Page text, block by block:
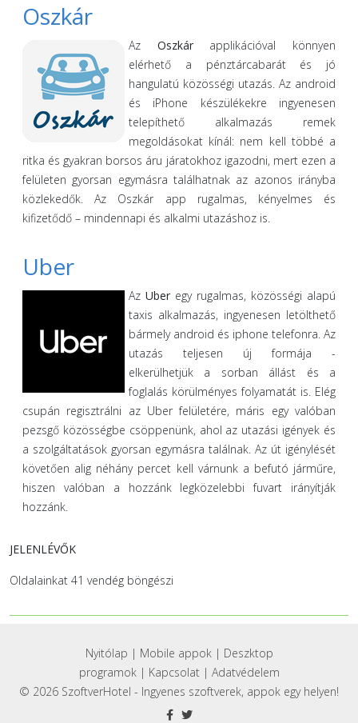
Oszkár
Az Oszkárapplikációval könnyen
elérhető a pénztárcabarát és jó
hangulatú közösségi utazás. Az android
és iPhone készülékekre ingyenesen
telepíthető alkalmazás remek
megoldásokat kínál: nem kell többé a
ritka és gyakran borsos áru járatokhoz igazodni, mert ezen a
felületen gyorsan egymásra találhatnak az azonos irányba
közlekedők. Az Oszkár app rugalmas, kényelmes és
kifizetődő – mindennapi és alkalmi utazáshoz is.
Uber
Az Uber egy rugalmas, közösségi alapú
taxis alkalmazás, ingyenesen letölthető
bármely android és iphone telefonra. Az
utazás teljesen új formája -
elkerülhetjük a sorban állást és a
foglalás körülményes folyamatát is. Elég
csupán regisztrálni az Uber felületére, máris egy valóban
pezsgő közösségbe csöppenünk, ahol az utazási igények és
a szolgáltatások gyorsan egymásra találnak. Az út igénylését
követően alig néhány percet kell várnunk a befutó járműre,
hiszen valóban a hozzánk legközelebbi fuvart irányítják
hozzánk.
JELENLÉVŐK
Oldalainkat 41 vendég böngészi
Nyitólap | Mobile appok| Deszktop
programok| Kapcsolat| Adatvédelem
© 2026 SzoftverHotel - Ingyenes szoftverek, appok egy helyen!